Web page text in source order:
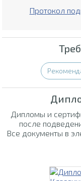
Протокол
Дипломы и
после
Все документы в